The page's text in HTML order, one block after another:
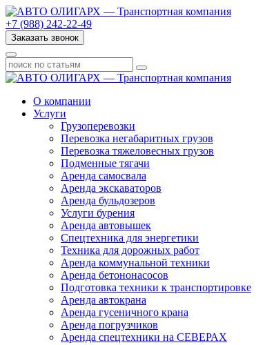
+7 (988) 242-22-49
Заказать звонок
О компании
Услуги
Грузоперевозки
Перевозка негабаритных грузов
Перевозка тяжеловесных грузов
Подменные тягачи
Аренда самосвала
Аренда экскаваторов
Аренда бульдозеров
Услуги бурения
Аренда автовышек
Спецтехника для энергетики
Техника для дорожных работ
Аренда коммунальной техники
Аренда бетононасосов
Подготовка техники к транспортировке
Аренда автокрана
Аренда гусеничного крана
Аренда погрузчиков
Аренда спецтехники на СЕВЕРАХ